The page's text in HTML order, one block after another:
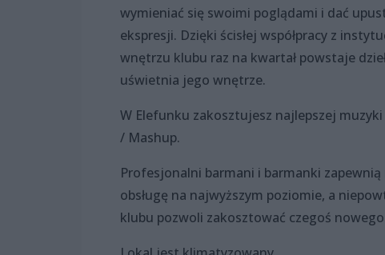
wymieniać się swoimi poglądami i dać
ekspresji. Dzięki ścisłej współpracy z
wnętrzu klubu raz na kwartał powstaje
uświetnia jego wnętrze.
W Elefunku zakosztujesz najlepszej muzyki
/ Mashup.
Profesjonalni barmani i barmanki
obsługę na najwyższym poziomie, a
klubu pozwoli zakosztować czegoś